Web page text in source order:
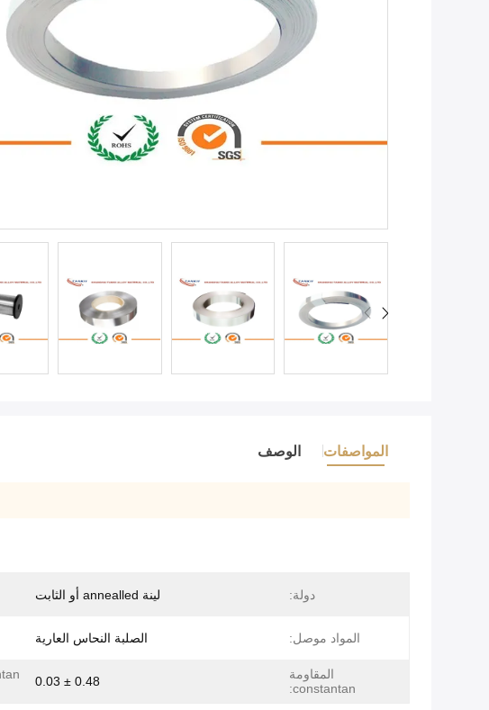
المواصفات الوصف
دولة: لينة annealled أو الثابت
المواد موصل: الصلبة النحاس العارية
المقاومة
constantan:
0.48 ± 0.03